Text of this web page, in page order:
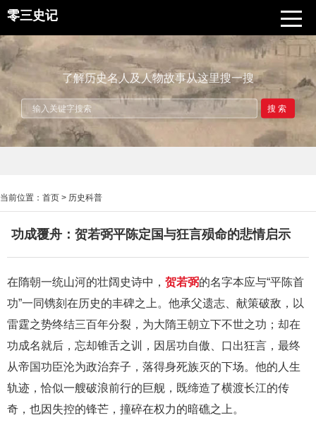
零三史记
了解历史名人及人物故事从这里搜一搜
搜索
当前位置： 首页 > 历史科普
功成覆舟：贺若弼平陈定国与狂言殒命的悲情启示
在隋朝一统山河的壮阔史诗中， 贺若弼的名字本应与“平陈首
功”一同镌刻在历史的丰碑之上。他承父遗志、献策破敌，以
雷霆之势终结三百年分裂，为大隋王朝立下不世之功；却在
功成名就后，忘却锥舌之训，因居功自傲、口出狂言，最终
从帝国功臣沦为政治弃子，落得身死族灭的下场。他的人生
轨迹，恰似一艘破浪前行的巨舰，既缔造了横渡长江的传
奇，也因失控的锋芒，撞碎在权力的暗礁之上。